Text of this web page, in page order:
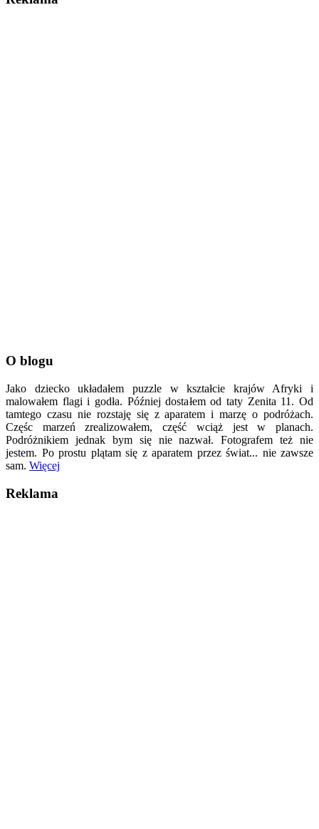
O blogu
Jako dziecko układałem puzzle w kształcie krajów Afryki i
malowałem flagi i godła. Później dostałem od taty Zenita 11. Od
tamtego czasu nie rozstaję się z aparatem i marzę o podróżach.
Częśc marzeń zrealizowałem, część wciąż jest w planach.
Podróżnikiem jednak bym się nie nazwał. Fotografem też nie
jestem. Po prostu plątam się z aparatem przez świat... nie zawsze
sam. Więcej
Reklama